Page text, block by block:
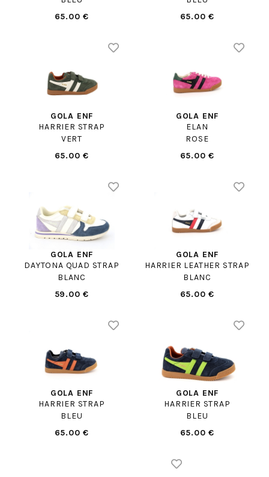
65.00 €
65.00 €
GOLA ENF
HARRIER STRAP
VERT
65.00 €
GOLA ENF
ELAN
ROSE
65.00 €
GOLA ENF
DAYTONA QUAD STRAP
BLANC
59.00 €
GOLA ENF
HARRIER LEATHER STRAP
BLANC
65.00 €
GOLA ENF
HARRIER STRAP
BLEU
65.00 €
GOLA ENF
HARRIER STRAP
BLEU
65.00 €